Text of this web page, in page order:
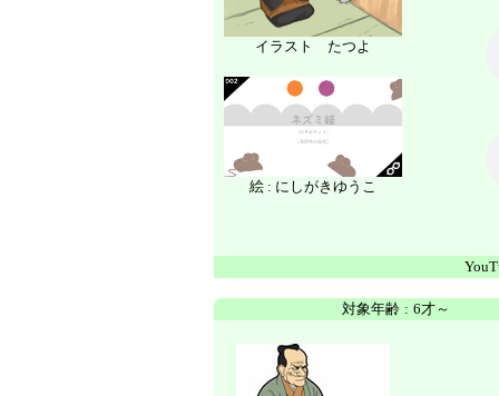
イラスト たつよ
絵 : にしがきゆうこ
対象年齢 : 6才～